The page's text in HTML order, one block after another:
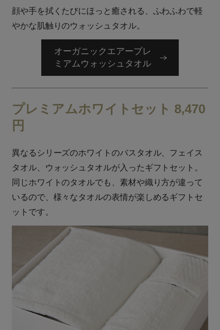
顔や手を拭くたびにほっと癒される、ふわふわで軽
やかな肌触りのウォッシュタオル。
オーガニックエアープレ
ミアムウォッシュタオル
プレミアムホワイトセット 8,470
円
異なるシリーズのホワイトのバスタオル、フェイス
タオル、ウォッシュタオルが入ったギフトセット。
同じホワイトのタオルでも、素材や織り方が違って
いるので、様々なタオルの表情が楽しめるギフトセ
ットです。